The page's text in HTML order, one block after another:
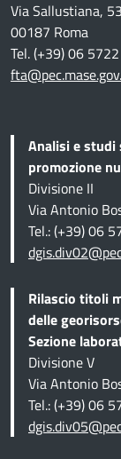
Via Sallustiana, 53
00187 Roma
Tel. (+39) 06
Analisi e studi
promozione
Divisione II
Via Antonio
Tel.: (+39) 06
Rilascio titoli
delle
Sezione
Divisione V
Via Antonio
Tel.: (+39) 06